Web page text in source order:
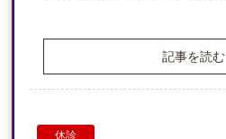
記事を読む
休診